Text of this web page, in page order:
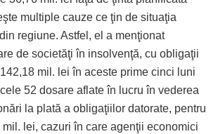
multiple cauze ce ţin de situaţia
regiune. Astfel, el a menţionat
de societăţi în insolvenţă, cu obligaţii
mil. lei în aceste prime cinci luni
52 dosare aflate în lucru în vederea
la plată a obligaţiilor datorate, pentru
lei, cazuri în care agenţii economici